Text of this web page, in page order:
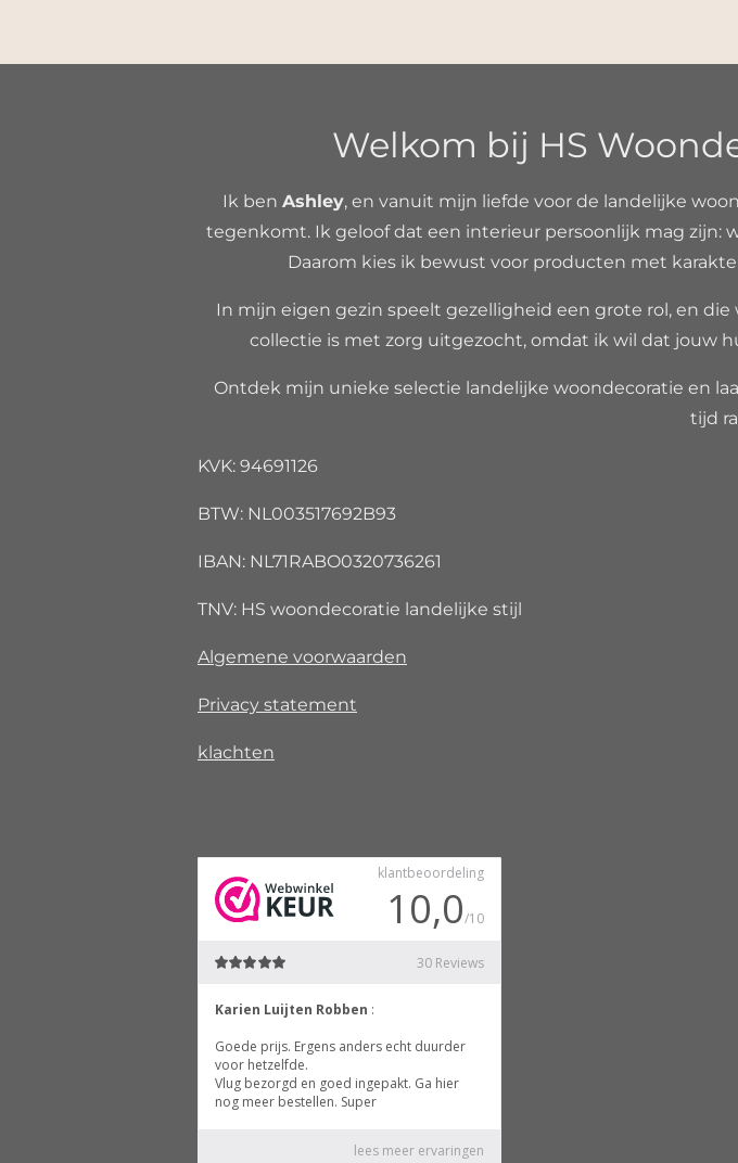
Welkom bij HS
Ik ben Ashley, en vanuit mijn liefde voor de landelijke
tegenkomt. Ik geloof dat een interieur persoonlijk mag zijn:
Daarom kies ik bewust voor producten met
In mijn eigen gezin speelt gezelligheid een grote rol, en
collectie is met zorg uitgezocht, omdat ik wil dat jouw
Ontdek mijn unieke selectie landelijke woondecoratie en
tijd
KVK: 94691126
BTW: NL003517692B93
IBAN: NL71RABO0320736261
TNV: HS woondecoratie landelijke stijl
Algemene voorwaarden
Privacy statement
klachten